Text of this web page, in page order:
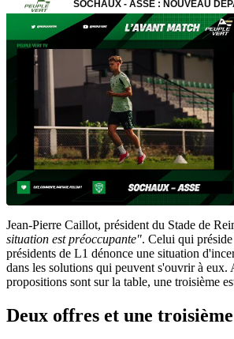
Jean-Pierre Caillot, président du Stade de
situation est préoccupante". Celui qui
présidents de L1 dénonce une situation
dans les solutions qui peuvent s'ouvrir à eux.
propositions sont sur la table, une troisième
Deux offres et une